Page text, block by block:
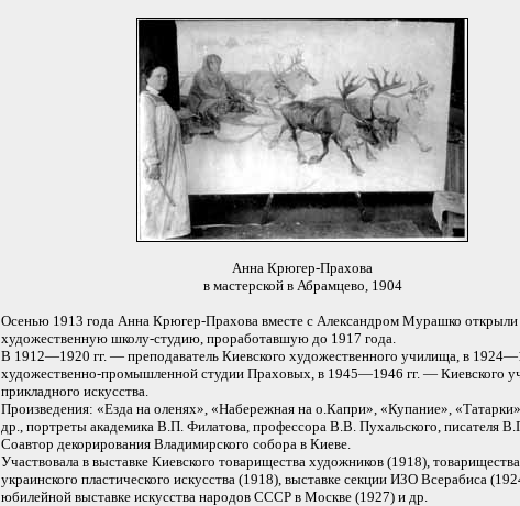
Анна Крюгер-Прахова
в мастерской в Абрамцево, 1904
Осенью 1913 года Анна Крюгер-Прахова вместе с Александром Мурашко открыли
художественную школу-студию, проработавшую до 1917 года.
В 1912—1920 гг. — преподаватель Киевского художественного училища, в
художественно-промышленной студии Праховых, в 1945—1946 гг. — Киевского
прикладного искусства.
Произведения: «Езда на оленях», «Набережная на о.Капри», «Купание»,
др., портреты академика В.П. Филатова, профессора В.В. Пухальского, писателя
Соавтор декорирования Владимирского собора в Киеве.
Участвовала в выставке Киевского товарищества художников (1918),
украинского пластического искусства (1918), выставке секции ИЗО Всерабиса
юбилейной выставке искусства народов СССР в Москве (1927) и др.